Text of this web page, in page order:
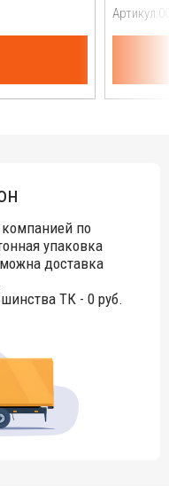
Артикул:
по
упаковка
доставка
ТК - 0 руб.